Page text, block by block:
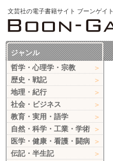
文芸社の電子書籍サイト ブーンゲイト
ジャンル
哲学・心理学・宗教
歴史・戦記
地理・紀行
社会・ビジネス
教育・実用・語学
自然・科学・工業・学術
医学・健康・看護・闘病
伝記・半生記